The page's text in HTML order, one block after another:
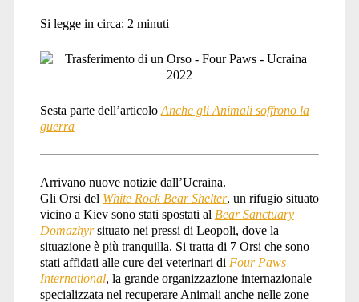
Si legge in circa: 2 minuti
Sesta parte dell’articolo Anche gli Animali soffrono la
guerra
Arrivano nuove notizie dall’Ucraina.
Gli Orsi del White Rock Bear Shelter, un rifugio situato
vicino a Kiev sono stati spostati al Bear Sanctuary
Domazhyrsituato nei pressi di Leopoli, dove la
situazione è più tranquilla. Si tratta di 7 Orsi che sono
stati affidati alle cure dei veterinari di Four Paws
International, la grande organizzazione internazionale
specializzata nel recuperare Animali anche nelle zone